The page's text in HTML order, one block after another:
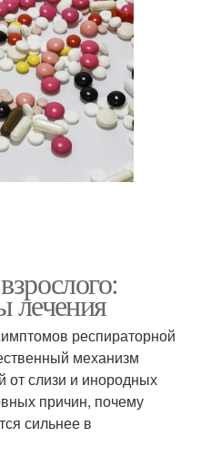
лечения
респираторной
механизм
от слизи и инородных
причин, почему
сильнее в